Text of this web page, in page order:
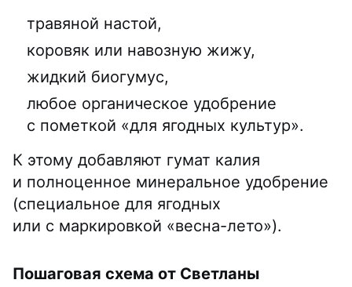
травяной настой,
коровяк или навозную жижу,
жидкий биогумус,
любое органическое удобрение
с пометкой «для ягодных культур».
К этому добавляют гумат калия
и полноценное минеральное удобрение
(специальное для ягодных
или с маркировкой «весна-лето»).
Пошаговая схема от Светланы